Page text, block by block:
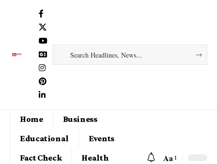
Home
Business
Educational
Events
Fact Check
Health
Aa